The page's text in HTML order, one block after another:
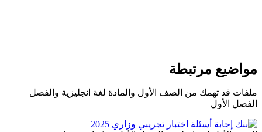
مرتبطة
قد تهمك من الصف الأول والمادة لغة انجليزية والفصل
الأول